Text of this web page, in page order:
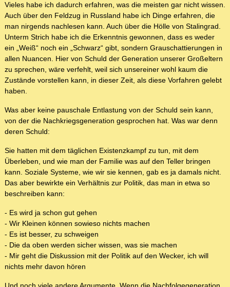
Vieles habe ich dadurch erfahren, was die meisten gar nicht wissen.
Auch über den Feldzug in Russland habe ich Dinge erfahren, die
man nirgends nachlesen kann. Auch über die Hölle von Stalingrad.
Unterm Strich habe ich die Erkenntnis gewonnen, dass es weder
ein „Weiß“ noch ein „Schwarz“ gibt, sondern Grauschattierungen in
allen Nuancen. Hier von Schuld der Generation unserer Großeltern
zu sprechen, wäre verfehlt, weil sich unsereiner wohl kaum die
Zustände vorstellen kann, in dieser Zeit, als diese Vorfahren gelebt
haben.
Was aber keine pauschale Entlastung von der Schuld sein kann,
von der die Nachkriegsgeneration gesprochen hat. Was war denn
deren Schuld:
Sie hatten mit dem täglichen Existenzkampf zu tun, mit dem
Überleben, und wie man der Familie was auf den Teller bringen
kann. Soziale Systeme, wie wir sie kennen, gab es ja damals nicht.
Das aber bewirkte ein Verhältnis zur Politik, das man in etwa so
beschreiben kann:
- Es wird ja schon gut gehen
- Wir Kleinen können sowieso nichts machen
- Es ist besser, zu schweigen
- Die da oben werden sicher wissen, was sie machen
- Mir geht die Diskussion mit der Politik auf den Wecker, ich will
nichts mehr davon hören